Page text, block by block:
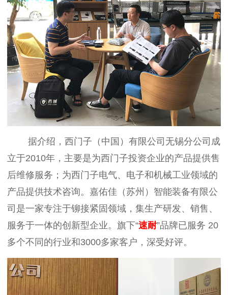
据介绍，西门子（中国）有限公司无锡分公司成
立于2010年，主要是为西门子投资企业的产品提供售
后维修服务；为西门子电气、电子和机械工业领域的
产品提供技术咨询。嘉佑佳（苏州）智能装备有限公
司是一家专注于铆接紧固领域，集生产研发、销售、
服务于一体的创新型企业。旗下“速耐”品牌已服务 20
多个不同的行业和3000多家客户，深受好评。